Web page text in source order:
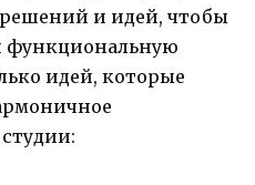
и идей, чтобы
функциональную
идей, которые